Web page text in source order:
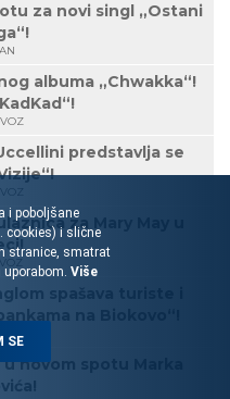
za novi singl „Ostani
albuma „Chwakka“!
predstavlja se
za Mary May u
spašava turiste i
na Biokovo“!
novom spotu Marka
i poboljšane
cookies) i slične
stranice, smatrat
Više
SE